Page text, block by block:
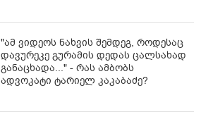
"ამ ვიდეოს ნახვის შემდეგ, როდესაც
დავურეკე გურამის დედას ცალსახად
განაცხადა..." - რას ამბობს
ადვოკატი ტარიელ კაკაბაძე?